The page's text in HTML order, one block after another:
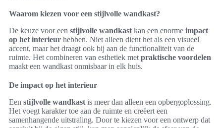
Waarom kiezen voor een stijlvolle wandkast?
De keuze voor een stijlvolle wandkast kan een enorme impact
op het interieur hebben. Niet alleen dient het als een visueel
accent, maar het draagt ook bij aan de functionaliteit van de
ruimte. Het combineren van esthetiek met praktische voordelen
maakt een wandkast onmisbaar in elk huis.
De impact op het interieur
Een stijlvolle wandkast is meer dan alleen een opbergoplossing.
Het voegt karakter toe aan de ruimte en creëert een
samenhangende uitstraling. Door te kiezen voor een ontwerp dat